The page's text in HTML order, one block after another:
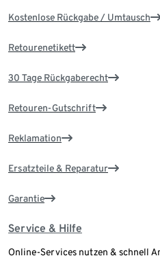
Kostenlose Rückgabe / Umtausch
Retourenetikett
30 Tage Rückgaberecht
Retouren-Gutschrift
Reklamation
Ersatzteile & Reparatur
Garantie
Service & Hilfe
Online-Services nutzen & schnell